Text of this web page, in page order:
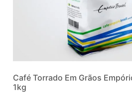
Café Torrado Em Grãos
1kg